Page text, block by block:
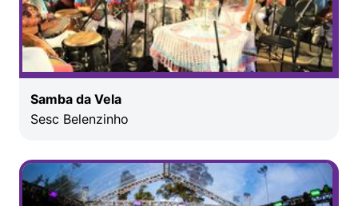
Samba da Vela
Sesc Belenzinho